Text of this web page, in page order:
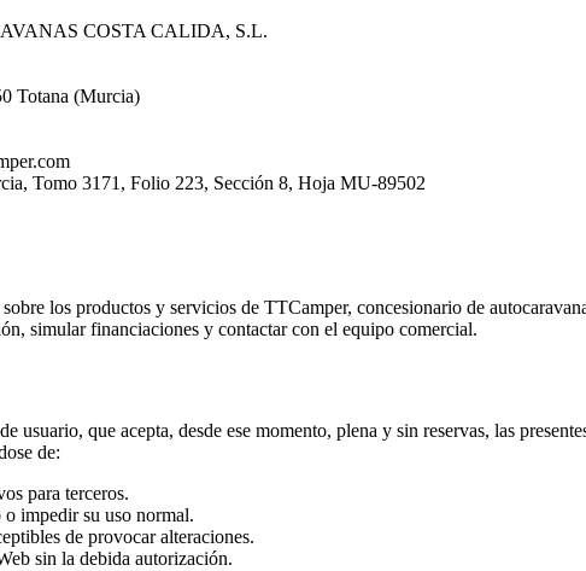
COSTA CALIDA, S.L.
Totana (Murcia)
Tomo 3171, Folio 223, Sección 8, Hoja MU-89502
los productos y servicios de TTCamper, concesionario de
simular financiaciones y contactar con el equipo comercial.
usuario, que acepta, desde ese momento, plena y sin reservas, las
de:
para terceros.
impedir su uso normal.
de provocar alteraciones.
sin la debida autorización.